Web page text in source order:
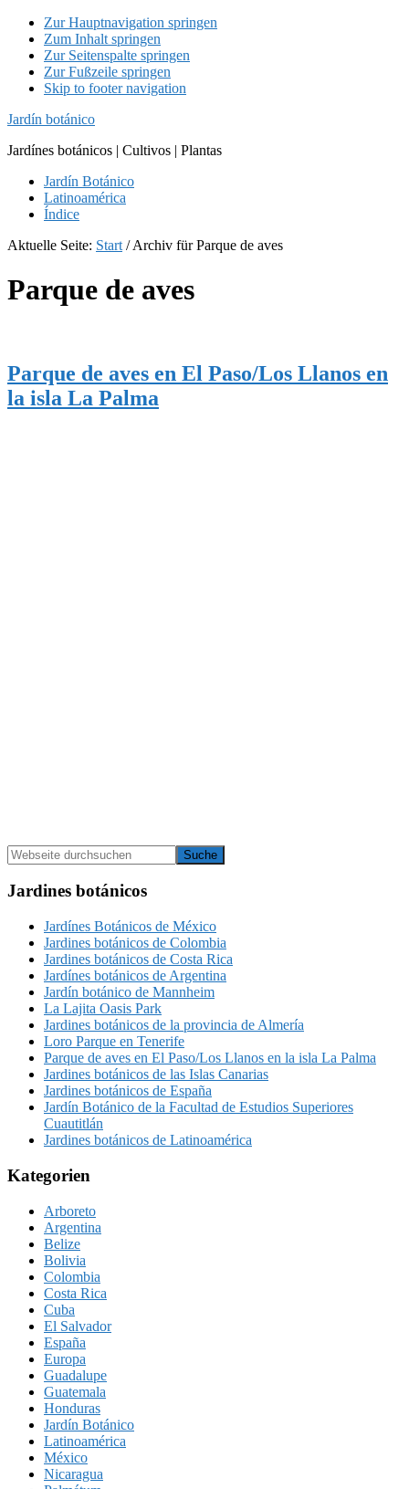
Zur Hauptnavigation springen
Zum Inhalt springen
Zur Seitenspalte springen
Zur Fußzeile springen
Skip to footer navigation
Jardín botánico
Jardínes botánicos | Cultivos | Plantas
Jardín Botánico
Latinoamérica
Índice
Aktuelle Seite: Start /Archiv für Parque de aves
Parque de aves
Parque de aves en El Paso/Los Llanos en
la isla La Palma
Seitenspalte
Webseite
durchsuchen
Jardines botánicos
Jardínes Botánicos de México
Jardines botánicos de Colombia
Jardines botánicos de Costa Rica
Jardínes botánicos de Argentina
Jardín botánico de Mannheim
La Lajita Oasis Park
Jardines botánicos de la provincia de Almería‎
Loro Parque en Tenerife
Parque de aves en El Paso/Los Llanos en la isla La Palma
Jardines botánicos de las Islas Canarias
Jardines botánicos de España
Jardín Botánico de la Facultad de Estudios Superiores
Cuautitlán
Jardines botánicos de Latinoamérica
Kategorien
Arboreto
Argentina
Belize
Bolivia
Colombia
Costa Rica
Cuba
El Salvador
España
Europa
Guadalupe
Guatemala
Honduras
Jardín Botánico
Latinoamérica
México
Nicaragua